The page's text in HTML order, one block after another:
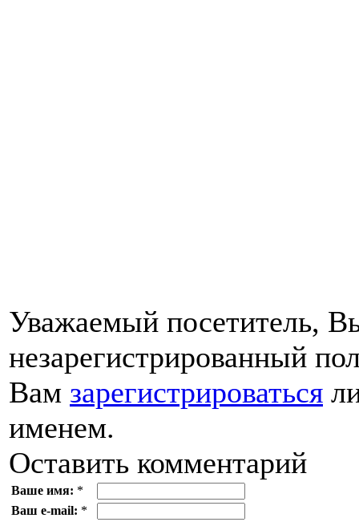
Уважаемый посетитель,
незарегистрированный
Вам зарегистрироваться
именем.
Оставить комментарий
Ваше имя: *
Ваш e-mail: *